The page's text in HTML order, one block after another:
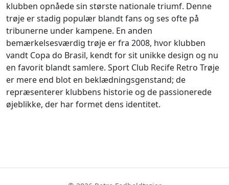
klubben opnåede sin største nationale triumf. Denne
trøje er stadig populær blandt fans og ses ofte på
tribunerne under kampene. En anden
bemærkelsesværdig trøje er fra 2008, hvor klubben
vandt Copa do Brasil, kendt for sit unikke design og nu
en favorit blandt samlere. Sport Club Recife Retro Trøje
er mere end blot en beklædningsgenstand; de
repræsenterer klubbens historie og de passionerede
øjeblikke, der har formet dens identitet.